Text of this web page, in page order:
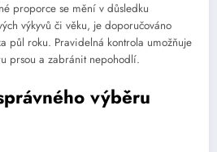
proporce se mění v důsledku
výkyvů či věku, je doporučováno
půl roku. Pravidelná kontrola umožňuje
prsou a zabránit nepohodlí.
výběru